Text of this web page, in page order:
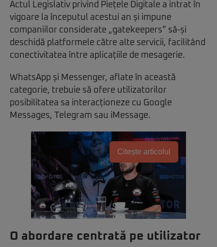
Actul Legislativ privind Piețele Digitale a intrat în
vigoare la începutul acestui an și impune
companiilor considerate „gatekeepers” să-și
deschidă platformele către alte servicii, facilitând
conectivitatea între aplicațiile de mesagerie.
WhatsApp și Messenger, aflate în această
categorie, trebuie să ofere utilizatorilor
posibilitatea sa interacționeze cu Google
Messages, Telegram sau iMessage.
Citește articolul
O abordare centrată pe utilizator